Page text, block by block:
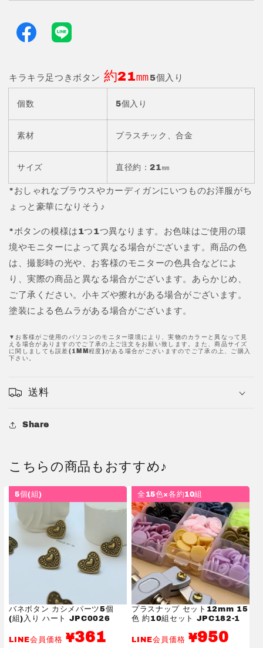
つ
き
ン
21
㎜
5
り
JPC129-
の
数
量
を
減
ら
す
ン
㎜
JPC129-
の
数
を
増
や
す
キラキラ足つきボタン 約21㎜5個入り
個数 5個入り
素材 プラスチック、合金
サイズ 直径約：21㎜
*おしゃれなブラウスやカーディガンにいつものお洋服がち
ょっと豪華になりそう♪
*ボタンの模様は1つ1つ異なります。お色味はご使用の環
境やモニターによって異なる場合がございます。商品の色
は、撮影時の光や、お客様のモニターの色具合などによ
り、実際の商品と異なる場合がございます。あらかじめ、
ご了承ください。小キズや擦れがある場合がございます。
塗装による色ムラがある場合がございます。
▼お客様がご使用のパソコンのモニター環境により、実物のカラーと異なって見
える場合がありますのでご了承の上ご注文をお願い致します。また、商品サイズ
に関しましても誤差(1MM程度)がある場合がございますのでご了承の上、ご購入
下さい。
送料
Share
こちらの商品もおすすめ♪
5個(組)
バネボタン カシメパーツ5個
(組)入り ハート JPC0026
LINE会員価格 ¥361
全15色×各約10組
プラスナップ セット12mm 15
色 約10組セット JPC182-1
LINE会員価格 ¥950